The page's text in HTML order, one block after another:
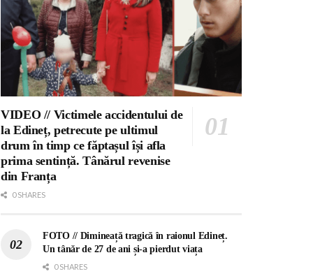
VIDEO // Victimele accidentului de
la Edineț, petrecute pe ultimul
drum în timp ce făptașul își afla
prima sentință. Tânărul revenise
din Franța
0 SHARES
FOTO // Dimineață tragică în raionul Edineț.
Un tânăr de 27 de ani și-a pierdut viața
0 SHARES